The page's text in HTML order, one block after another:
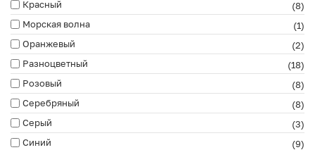
Красный
(8)
Морская волна
(1)
Оранжевый
(2)
Разноцветный
(18)
Розовый
(8)
Серебряный
(8)
Серый
(3)
Синий
(9)